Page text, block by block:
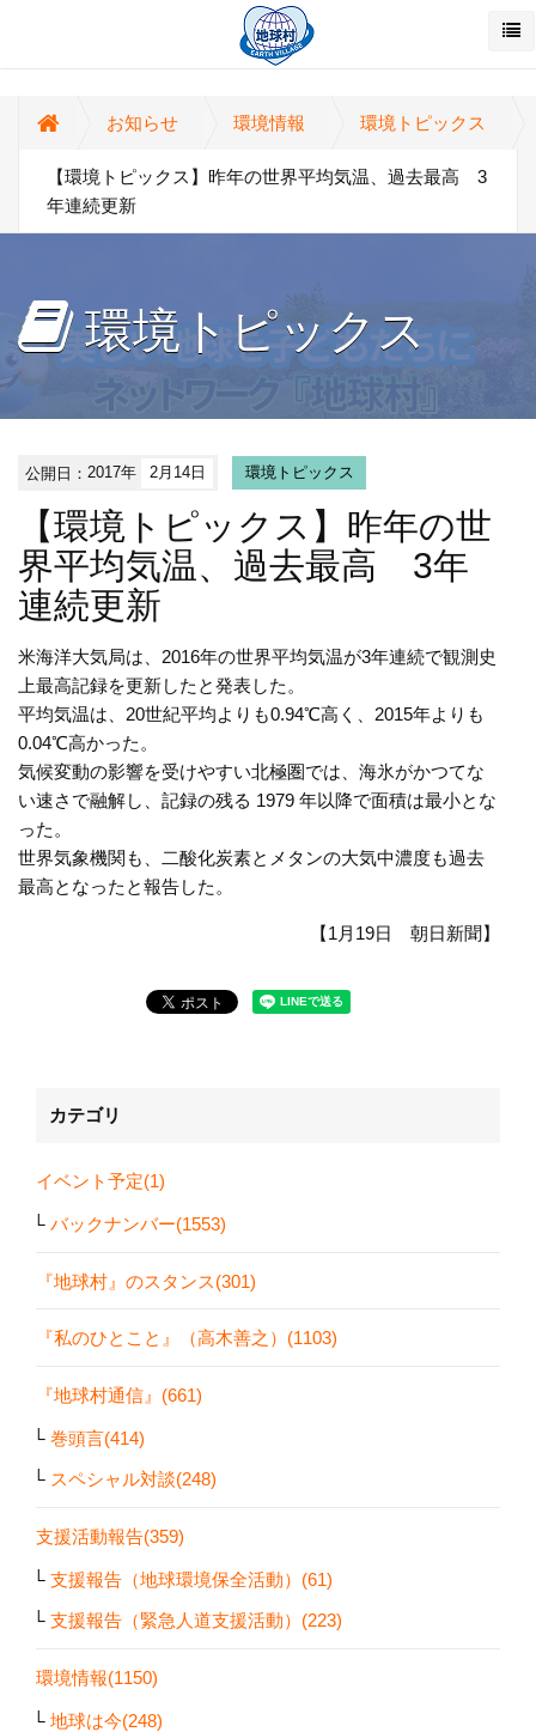
お知らせ 環境情報 環境トピックス
【環境トピックス】昨年の世界平均気温、過去最高 3
年連続更新
環境トピックス
公開日：2017年 2月14日 環境トピックス
【環境トピックス】昨年の世
界平均気温、過去最高 3年
連続更新
米海洋大気局は、2016年の世界平均気温が3年連続で観測史
上最高記録を更新したと発表した。
平均気温は、20世紀平均よりも0.94℃高く、2015年よりも
0.04℃高かった。
気候変動の影響を受けやすい北極圏では、海氷がかつてな
い速さで融解し、記録の残る 1979 年以降で面積は最小とな
った。
世界気象機関も、二酸化炭素とメタンの大気中濃度も過去
最高となったと報告した。
【1月19日 朝日新聞】
カテゴリ
イベント予定(1)
バックナンバー(1553)
『地球村』のスタンス(301)
『私のひとこと』（高木善之）(1103)
『地球村通信』(661)
巻頭言(414)
スペシャル対談(248)
支援活動報告(359)
支援報告（地球環境保全活動）(61)
支援報告（緊急人道支援活動）(223)
環境情報(1150)
地球は今(248)